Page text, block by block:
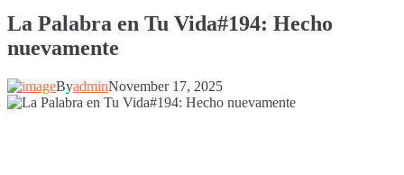
La Palabra en Tu Vida#194: Hecho
nuevamente
ByadminNovember 17, 2025